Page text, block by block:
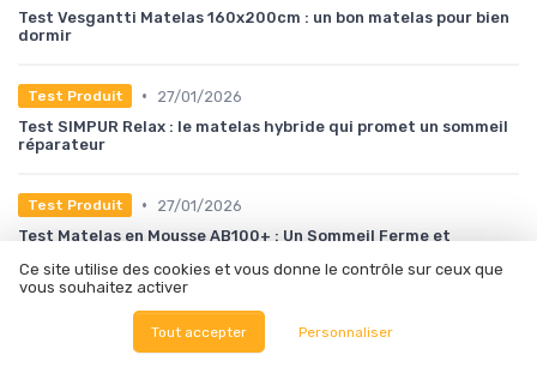
Test Vesgantti Matelas 160x200cm : un bon matelas pour bien
dormir
Test Produit •
27/01/2026
Test SIMPUR Relax : le matelas hybride qui promet un sommeil
réparateur
Test Produit •
27/01/2026
Test Matelas en Mousse AB100+ : Un Sommeil Ferme et
• 27/01/2026
Test NATURALEX - Matelas PerfectSleep : Le confort sans
Ce site utilise des cookies et vous donne le contrôle sur ceux que
vous souhaitez activer
Tout accepter Personnaliser